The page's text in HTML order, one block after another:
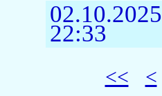
02.10.2025
22:33
<< <